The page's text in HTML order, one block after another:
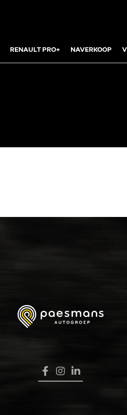
RENAULT PRO+ NAVERKOOP
VERKOOP
RENAULT PRO+
VERHUUR